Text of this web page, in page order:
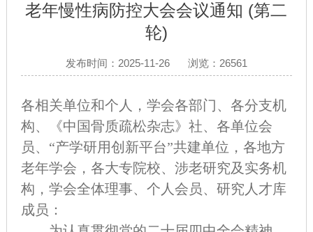
老年慢性病防控大会会议通知 (第二
轮)
发布时间：2025-11-26 浏览：26561
各相关单位和个人，学会各部门、各分支机
构、《中国骨质疏松杂志》社、各单位会
员、“产学研用创新平台”共建单位，各地方
老年学会，各大专院校、涉老研究及实务机
构，学会全体理事、个人会员、研究人才库
成员：